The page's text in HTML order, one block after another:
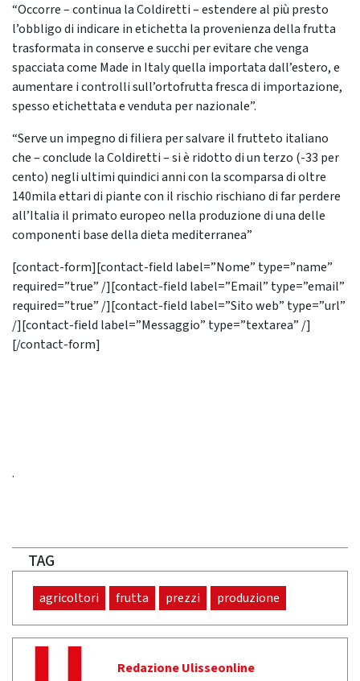
“Occorre – continua la Coldiretti – estendere al più presto
l’obbligo di indicare in etichetta la provenienza della frutta
trasformata in conserve e succhi per evitare che venga
spacciata come Made in Italy quella importata dall’estero, e
aumentare i controlli sull’ortofrutta fresca di importazione,
spesso etichettata e venduta per nazionale”.
“Serve un impegno di filiera per salvare il frutteto italiano
che – conclude la Coldiretti – si è ridotto di un terzo (-33 per
cento) negli ultimi quindici anni con la scomparsa di oltre
140mila ettari di piante con il rischio rischiano di far perdere
all’Italia il primato europeo nella produzione di una delle
componenti base della dieta mediterranea”
[contact-form][contact-field label=”Nome” type=”name”
required=”true” /][contact-field label=”Email” type=”email”
required=”true” /][contact-field label=”Sito web” type=”url”
/][contact-field label=”Messaggio” type=”textarea” /]
[/contact-form]
.
TAG
agricoltori frutta prezzi produzione
Redazione Ulisseonline